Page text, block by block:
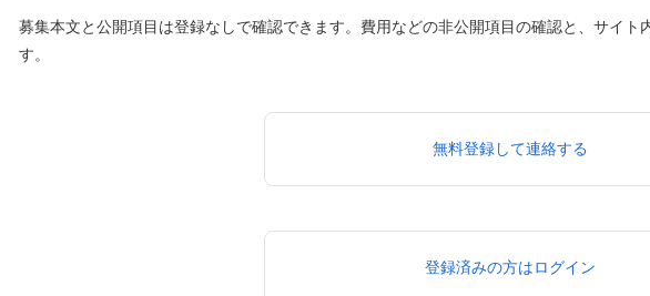
募集本文と公開項目は登録なしで確認できます。費用などの非公開項目の確認と、サイ
す。
無料登録して連絡する
登録済みの方はログイン